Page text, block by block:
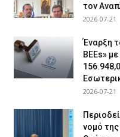
τον
2026-07-21
Έναρξη
BEEs»
2026-07-21
νομό